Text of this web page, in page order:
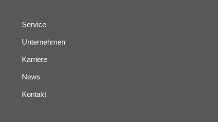
Service
Unternehmen
Karriere
News
Kontakt